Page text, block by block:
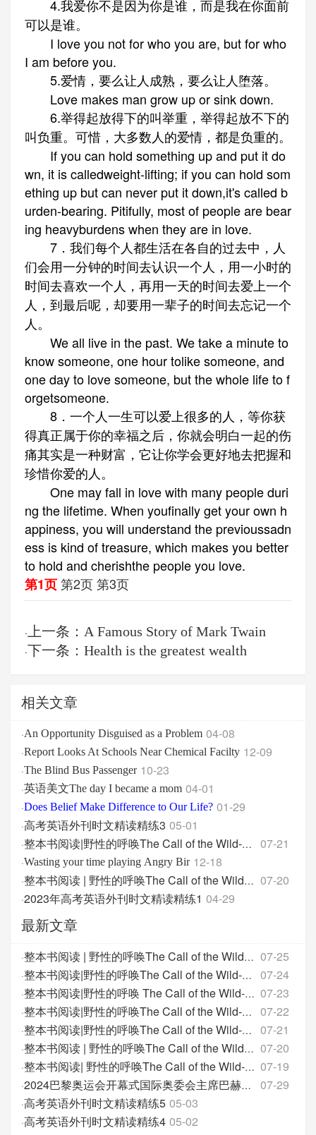
4.我爱你不是因为你是谁，而是我在你面前
可以是谁。
I love you not for who you are, but for who
I am before you.
5.爱情，要么让人成熟，要么让人堕落。
Love makes man grow up or sink down.
6.举得起放得下的叫举重，举得起放不下的
叫负重。可惜，大多数人的爱情，都是负重的。
If you can hold something up and put it do
wn, it is calledweight-lifting; if you can hold som
ething up but can never put it down,it's called b
urden-bearing. Pitifully, most of people are bear
ing heavyburdens when they are in love.
7．我们每个人都生活在各自的过去中，人
们会用一分钟的时间去认识一个人，用一小时的
时间去喜欢一个人，再用一天的时间去爱上一个
人，到最后呢，却要用一辈子的时间去忘记一个
人。
We all live in the past. We take a minute to
know someone, one hour tolike someone, and
one day to love someone, but the whole life to f
orgetsomeone.
8．一个人一生可以爱上很多的人，等你获
得真正属于你的幸福之后，你就会明白一起的伤
痛其实是一种财富，它让你学会更好地去把握和
珍惜你爱的人。
One may fall in love with many people duri
ng the lifetime. When youfinally get your own h
appiness, you will understand the previoussadn
ess is kind of treasure, which makes you better
to hold and cherishthe people you love.
第1页第2页第3页
· 上一条：A Famous Story of Mark Twain
·下一条：Health is the greatest wealth
相关文章
·An Opportunity Disguised as a Problem 04-08
·Report Looks At Schools Near Chemical Facilty 12-09
·The Blind Bus Passenger 10-23
·英语美文The day I became a mom 04-01
·Does Belief Make Difference to Our Life? 01-29
·高考英语外刊时文精读精练3 05-01
· 整本书阅读|野性的呼唤The Call of the Wild-第6天 07-21
·Wasting your time playing Angry Bir 12-18
· 整本书阅读 | 野性的呼唤The Call of the Wild-第5天 07-20
·2023年高考英语外刊时文精读精练1 04-29
最新文章
· 整本书阅读 | 野性的呼唤The Call of the Wild- 第1 07-25
· 整本书阅读|野性的呼唤The Call of the Wild-第9天 07-24
· 整本书阅读|野性的呼唤 The Call of the Wild-第8天 07-23
· 整本书阅读|野性的呼唤The Call of the Wild-第7天 07-22
· 整本书阅读|野性的呼唤The Call of the Wild-第6天 07-21
· 整本书阅读 | 野性的呼唤The Call of the Wild-第5天 07-20
· 整本书阅读| 野性的呼唤The Call of the Wild-第4天 07-19
· 2024巴黎奥运会开幕式国际奥委会主席巴赫致辞 07-29
·高考英语外刊时文精读精练5 05-03
·高考英语外刊时文精读精练4 05-02